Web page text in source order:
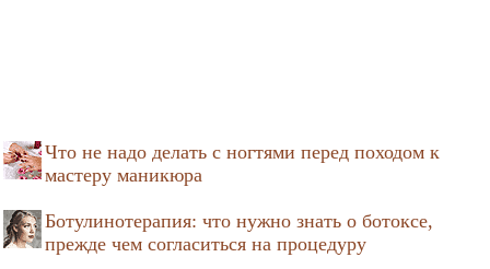
Что не надо делать с ногтями перед походом к
мастеру маникюра
Ботулинотерапия: что нужно знать о ботоксе,
прежде чем согласиться на процедуру